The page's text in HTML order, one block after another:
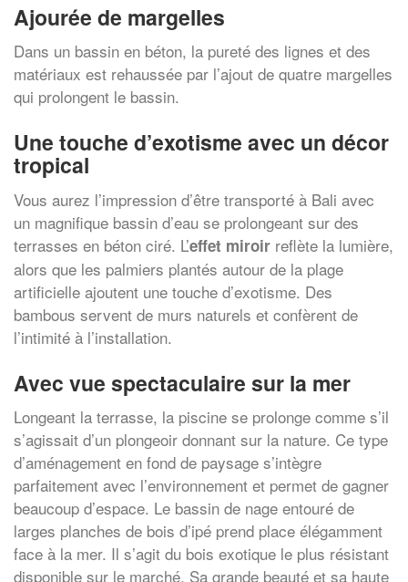
Ajourée de margelles
Dans un bassin en béton, la pureté des lignes et des
matériaux est rehaussée par l’ajout de quatre margelles
qui prolongent le bassin.
Une touche d’exotisme avec un décor
tropical
Vous aurez l’impression d’être transporté à Bali avec
un magnifique bassin d’eau se prolongeant sur des
terrasses en béton ciré. L’effet miroir reflète la lumière,
alors que les palmiers plantés autour de la plage
artificielle ajoutent une touche d’exotisme. Des
bambous servent de murs naturels et confèrent de
l’intimité à l’installation.
Avec vue spectaculaire sur la mer
Longeant la terrasse, la piscine se prolonge comme s’il
s’agissait d’un plongeoir donnant sur la nature. Ce type
d’aménagement en fond de paysage s’intègre
parfaitement avec l’environnement et permet de gagner
beaucoup d’espace. Le bassin de nage entouré de
larges planches de bois d’ipé prend place élégamment
face à la mer. Il s’agit du bois exotique le plus résistant
disponible sur le marché. Sa grande beauté et sa haute